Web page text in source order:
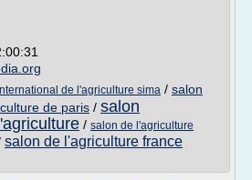
de l'agriculture sima / salon
de paris / salon
/ salon de l'agriculture
salon de l'agriculture france